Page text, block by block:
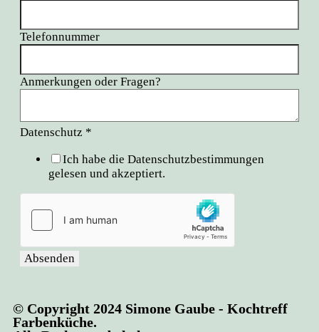
Telefonnummer
Anmerkungen oder Fragen?
Datenschutz *
Ich habe die Datenschutzbestimmungen
gelesen und akzeptiert.
Absenden
© Copyright 2024 Simone Gaube - Kochtreff
Farbenküche.